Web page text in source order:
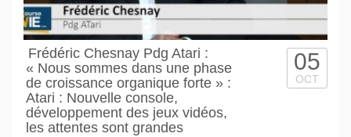
Frédéric Chesnay Pdg Atari :
« Nous sommes dans une phase
de croissance organique forte » :
Atari : Nouvelle console,
développement des jeux vidéos,
les attentes sont grandes
05
OCT